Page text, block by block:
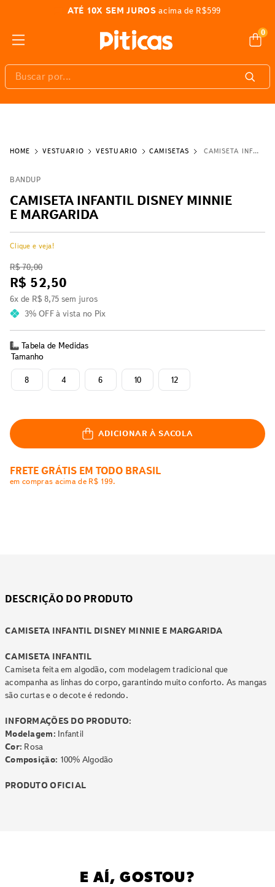
ATÉ 10X SEM JUROS acima de R$599
0
Buscar por...
VESTUÁRIO VESTUÁRIO CAMISETAS CAMISETA INFANTIL DISNEY MINNIE E MARGARIDA
BANDUP
CAMISETA INFANTIL DISNEY MINNIE
E MARGARIDA
Clique e veja!
R$70,00
R$ 52,50
6x de R$ 8,75 sem juros
3% OFFà vista no Pix
Tabela de Medidas
Tamanho
8 12
10
4 6
ADICIONAR À SACOLA
FRETE GRÁTIS EM TODO BRASIL
em compras acima de R$ 199.
DESCRIÇÃO DO PRODUTO
CAMISETA INFANTIL DISNEY MINNIE E MARGARIDA
CAMISETA INFANTIL
Camiseta feita em algodão, com modelagem tradicional que
acompanha as linhas do corpo, garantindo muito conforto. As mangas
são curtas e o decote é redondo.
INFORMAÇÕES DO PRODUTO:
Modelagem: Infantil
Cor: Rosa
Composição: 100% Algodão
PRODUTO OFICIAL
E AÍ, GOSTOU?